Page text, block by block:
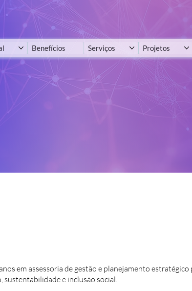
Benefícios Serviços Projetos
em assessoria de gestão e planejamento
sustentabilidade e inclusão social.